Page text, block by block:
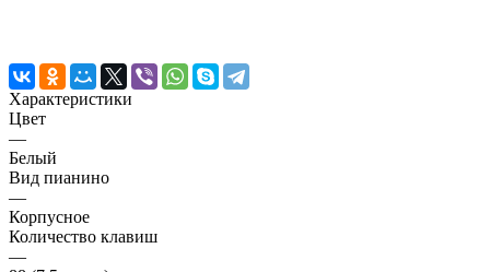
Характеристики
Цвет
—
Белый
Вид пианино
—
Корпусное
Количество клавиш
—